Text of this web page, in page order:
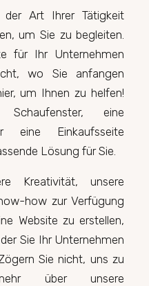
Art Ihrer Tätigkeit
um Sie zu begleiten.
für Ihr Unternehmen
wo Sie anfangen
um Ihnen zu helfen!
eine
eine Einkaufsseite
Lösung für Sie.
Kreativität, unsere
how zur Verfügung
Website zu erstellen,
Sie Ihr Unternehmen
Sie nicht, uns zu
über unsere